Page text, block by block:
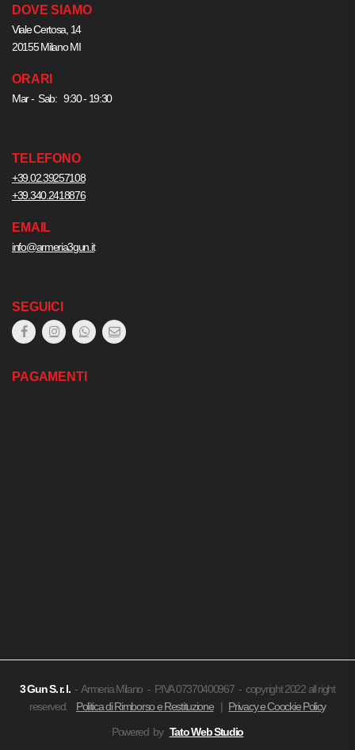
DOVE SIAMO
Viale Certosa, 14
20155 Milano MI
ORARI
Mar - Sab: 9:30 - 19:30
TELEFONO
+39.02.39257108
+39.340.2418876
EMAIL
info@armeria3gun.it
SEGUICI
PAGAMENTI
3 GunS. r. l. - Armeria Milano - P.IVA 07370400967 - copyright 2022 all right
reserved. Politica di Rimborso e Restituzione| Privacy e Coockie Policy
Powered by Tato Web Studio